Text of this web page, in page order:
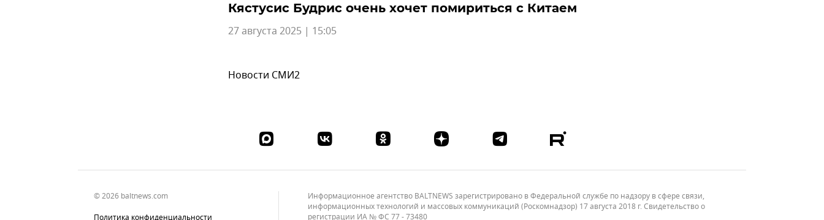
Кястусис Будрис очень хочет помириться с Китаем
27 августа 2025 | 15:05
Новости СМИ2
© 2026 baltnews.com
Политика конфиденциальности
Информационное агентство BALTNEWS зарегистрировано в Федеральной службе по надзору в сфере связи,
информационных технологий и массовых коммуникаций (Роскомнадзор) 17 августа 2018 г. Свидетельство о
регистрации ИА № ФС 77 - 73480